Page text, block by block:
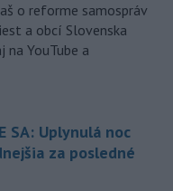
o reforme samospráv
a obcí Slovenska
na YouTube a
SA: Uplynulá noc
za posledné